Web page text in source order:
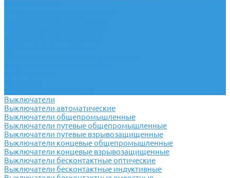
Выключатели
Выключатели автоматические
Выключатели общепромышленные
Выключатели путевые общепромышленные
Выключатели путевые взрывозащищенные
Выключатели концевые общепромышленные
Выключатели концевые взрывозащищенные
Выключатели бесконтактные оптические
Выключатели бесконтактные индуктивные